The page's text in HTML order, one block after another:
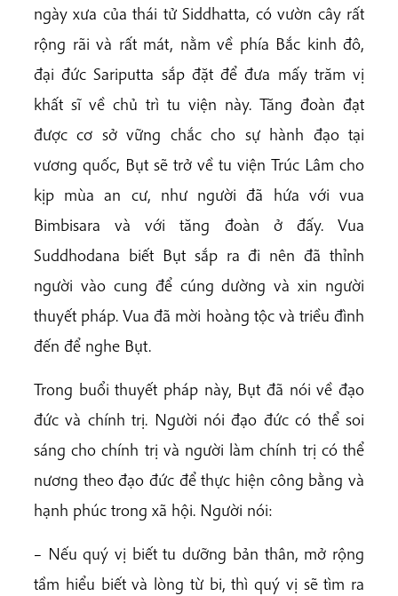
ngày xưa của thái tử Siddhatta, có vườn cây rất
rộng rãi và rất mát, nằm về phía Bắc kinh đô,
đại đức Sariputta sắp đặt để đưa mấy trăm vị
khất sĩ về chủ trì tu viện này. Tăng đoàn đạt
được cơ sở vững chắc cho sự hành đạo tại
vương quốc, Bụt sẽ trở về tu viện Trúc Lâm cho
kịp mùa an cư, như người đã hứa với vua
Bimbisara và với tăng đoàn ở đấy. Vua
Suddhodana biết Bụt sắp ra đi nên đã thỉnh
người vào cung để cúng dường và xin người
thuyết pháp. Vua đã mời hoàng tộc và triều đình
đến để nghe Bụt.
Trong buổi thuyết pháp này, Bụt đã nói về đạo
đức và chính trị. Người nói đạo đức có thể soi
sáng cho chính trị và người làm chính trị có thể
nương theo đạo đức để thực hiện công bằng và
hạnh phúc trong xã hội. Người nói:
– Nếu quý vị biết tu dưỡng bản thân, mở rộng
tầm hiểu biết và lòng từ bi, thì quý vị sẽ tìm ra